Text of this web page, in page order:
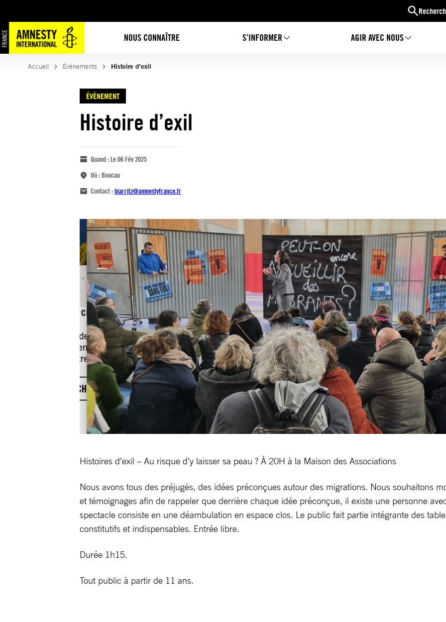
NOUS CONNAÎTRE S’INFORMER AGIR AVEC NOUS
Accueil Évènements Histoire d’exil
ÉVÈNEMENT
Histoire d’exil
Quand :Le 06 Fév 2025
Où :Boucau
Contact :biarritz@amnestyfrance.fr
Histoires d’exil – Au risque d’y laisser sa peau ? À 20H à la Maison des Associations
Nous avons tous des préjugés, des idées préconçues autour des migrations. Nous souhaitons
et témoignages afin de rappeler que derrière chaque idée préconçue, il existe une personne
spectacle consiste en une déambulation en espace clos. Le public fait partie intégrante des
constitutifs et indispensables. Entrée libre.
Durée 1h15.
Tout public à partir de 11 ans.